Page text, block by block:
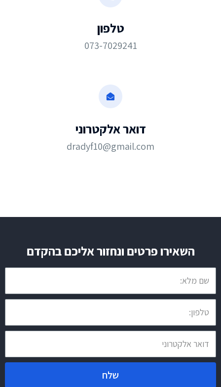
טלפון
073-7029241
דואר אלקטרוני
dradyf10@gmail.com
השאירו פרטים ונחזור אליכם בהקדם
שלח